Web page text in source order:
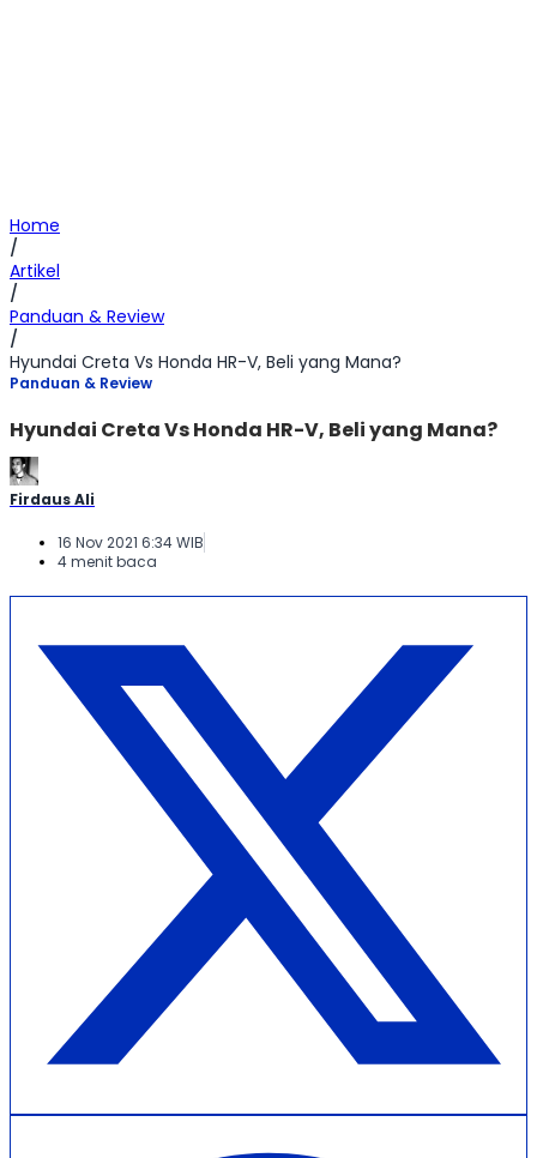
Home
/
Artikel
/
Panduan & Review
/
Hyundai Creta Vs Honda HR-V, Beli yang Mana?
Panduan & Review
Hyundai Creta Vs Honda HR-V, Beli yang Mana?
Firdaus Ali
16 Nov 2021 6:34 WIB
4 menit baca